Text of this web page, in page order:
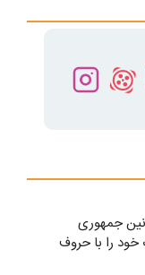
جمهوری
را با حروف